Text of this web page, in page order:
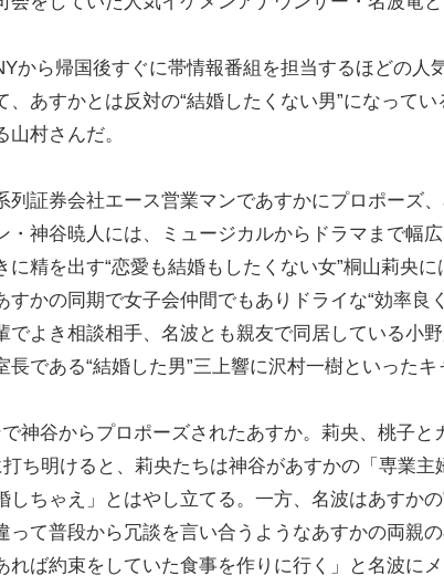
から帰国後すぐに帯情報番組を担当するほどの人
あすかとは反対の“結婚したくない男”になって
村さんだ。
列証券会社エース営業マンであすかにプロポーズ
神谷暁人には、ミュージカルからドラマまで幅広
精を出す“恋愛も結婚もしたくない女”桐山莉央
かの同期で女子会仲間でもありドライな“効率良
でよき相談相手、名波とも親友で同居している小
である“結婚した男”三上響に沢村一樹といったキ
神谷からプロポーズされたあすか。莉央、桃子と
打ち明けると、莉央たちは神谷があすかの「専業
しちゃえ」とはやし立てる。一方、名波はあすか
って普段から冗談を言い合うようなあすかの両親の
れば約束をしていた食事を作りに行く」と名波に